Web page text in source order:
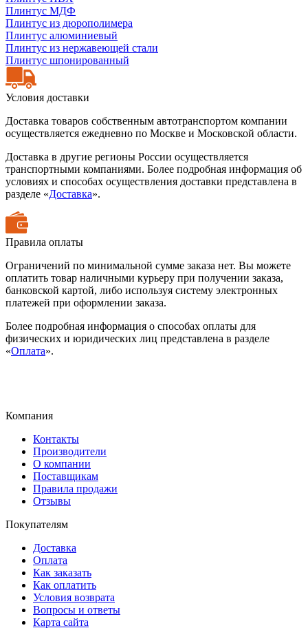
Плинтус МДФ
Плинтус из дюрополимера
Плинтус алюминиевый
Плинтус из нержавеющей стали
Плинтус шпонированный
Условия доставки
Доставка товаров собственным автотранспортом компании
осуществляется ежедневно по Москве и Московской области.
Доставка в другие регионы России осуществляется
транспортными компаниями. Более подробная информация об
условиях и способах осуществления доставки представлена в
разделе «Доставка».
Правила оплаты
Ограничений по минимальной сумме заказа нет. Вы можете
оплатить товар наличными курьеру при получении заказа,
банковской картой, либо используя систему электронных
платежей при оформлении заказа.
Более подробная информация о способах оплаты для
физических и юридических лиц представлена в разделе
«Оплата».
Компания
Контакты
Производители
О компании
Поставщикам
Правила продажи
Отзывы
Покупателям
Доставка
Оплата
Как заказать
Как оплатить
Условия возврата
Вопросы и ответы
Карта сайта